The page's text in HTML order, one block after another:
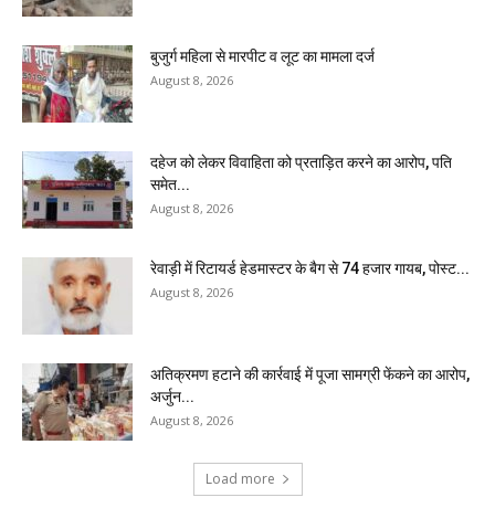
बुजुर्ग महिला से मारपीट व लूट का मामला दर्ज
August 8, 2026
दहेज को लेकर विवाहिता को प्रताड़ित करने का आरोप, पति
समेत...
August 8, 2026
रेवाड़ी में रिटायर्ड हेडमास्टर के बैग से ₹74 हजार गायब, पोस्ट...
August 8, 2026
अतिक्रमण हटाने की कार्रवाई में पूजा सामग्री फेंकने का आरोप,
अर्जुन...
August 8, 2026
Load more